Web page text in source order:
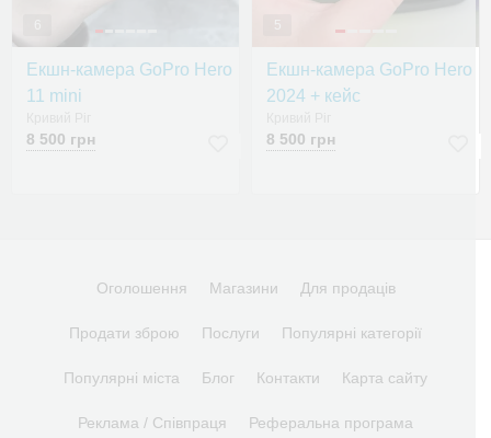
Екшн-камера GoPro Hero
11 mini
8 500 грн
5
Екшн-камера GoPro Hero
2024 + кейс
8 500 грн
Оголошення Магазини Для продаців
Продати зброю Послуги Популярні категорії
Популярні міста Блог Контакти Карта сайту
Реклама / Співпраця Реферальна програма